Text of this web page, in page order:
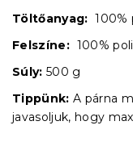
Töltőanyag: 100%
Felszíne: 100%
Súly: 500 g
Tippünk: A párna
javasoljuk, hogy